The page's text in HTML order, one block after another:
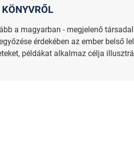
a magyarban - megjelenő
érdekében az ember belső
példákat alkalmaz célja